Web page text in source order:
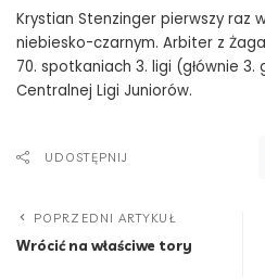
Krystian Stenzinger pierwszy raz
niebiesko-czarnym. Arbiter z
70. spotkaniach 3. ligi (głównie 3.
Centralnej Ligi Juniorów.
UDOSTĘPNIJ
POPRZEDNI ARTYKUŁ
Wrócić na właściwe tory